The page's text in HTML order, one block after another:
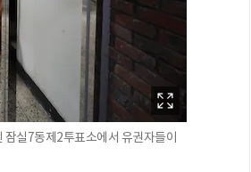
잠실7동제2투표소에서 유권자들이